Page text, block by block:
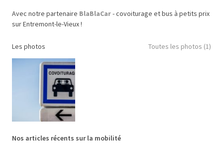
Avec notre partenaire BlaBlaCar- covoiturage et bus à petits prix
sur Entremont-le-Vieux !
Les photos Toutes les photos (1)
Nos articles récents sur la mobilité